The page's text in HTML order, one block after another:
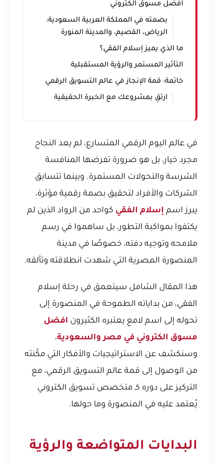
افضل مسوق الكتروني
بصمته في المملكة العربية السعودية:
الرياض، القصيم، والمدينة المنورة
ما الذي يميز إسلام الفقي؟
التأثير المستمر والرؤية المستقبلية
خاتمة: قمة الإنجاز في عالم التسويق الرقمي
ارتقِ بمشروعك مع الخبرة الحقيقية
في عالم اليوم الرقمي المتسارع، لم يعد النجاح
مجرد خيار، بل هو ضرورة تفرضها المنافسة
الشرسة والتحولات المستمرة. وبينما تتسابق
الشركات والأفراد لتحقيق بصمة رقمية مؤثرة،
يبرز اسم إسلام الفقي كواحد من الرواد الذين لم
يكتفوا بمواكبة التطور، بل ساهموا في رسم
ملامحه وتوجيه دفته، خصوصًا في مدينة
المنصورة المصرية التي شهدت انطلاقته وتألقه.
هذا المقال الشامل سيتعمق في رحلة إسلام
الفقي، من بداياته الطموحة في المنصورة إلى
تحوله إلى اسم لامع يعتبره الكثيرون افضل
مسوق الكتروني في مصر والسعودية،
وسنكشف عن الاستراتيجيات والأفكار التي مكّنته
من الوصول إلى قمة عالم التسويق الرقمي، مع
التركيز على دوره كـ متخصص تسويق الكتروني
يُعتمد عليه في المنصورة وما حولها.
البدايات المتواضعة والرؤية